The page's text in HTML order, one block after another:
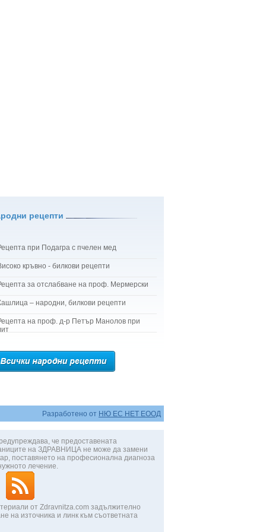
рецепти
при Подагра с пчелен мед
кръвно - билкови рецепти
за отслабване на проф. Мермерски
– народни, билкови рецепти
на проф. д-р Петър Манолов при
Разработено от НЮ ЕС НЕТ ЕООД
че предоставената
на ЗДРАВНИЦА не може да замени
поставянето на професионална диагноза
лечение.
от Zdravnitza.com задължително
на източника и линк към съответната